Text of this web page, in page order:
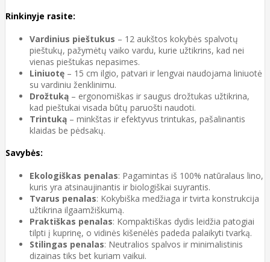
Rinkinyje rasite:
Vardinius pieštukus – 12 aukštos kokybės spalvotų
pieštukų, pažymėtų vaiko vardu, kurie užtikrins, kad nei
vienas pieštukas nepasimes.
Liniuotę – 15 cm ilgio, patvari ir lengvai naudojama liniuotė
su vardiniu ženklinimu.
Drožtuką – ergonomiškas ir saugus drožtukas užtikrina,
kad pieštukai visada būtų paruošti naudoti.
Trintuką – minkštas ir efektyvus trintukas, pašalinantis
klaidas be pėdsakų.
Savybės:
Ekologiškas penalas: Pagamintas iš 100% natūralaus lino,
kuris yra atsinaujinantis ir biologiškai suyrantis.
Tvarus penalas: Kokybiška medžiaga ir tvirta konstrukcija
užtikrina ilgaamžiškumą.
Praktiškas penalas: Kompaktiškas dydis leidžia patogiai
tilpti į kuprinę, o vidinės kišenėlės padeda palaikyti tvarką.
Stilingas penalas: Neutralios spalvos ir minimalistinis
dizainas tiks bet kuriam vaikui.